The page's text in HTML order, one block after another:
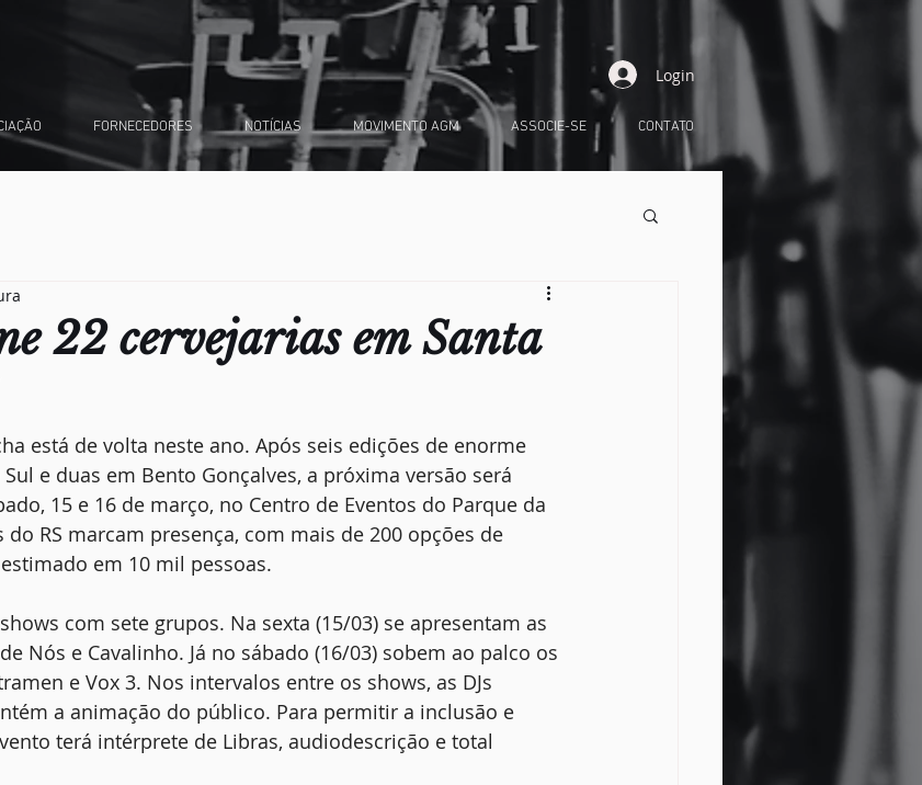
Login
FORNECEDORES NOTÍCIAS MOVIMENTO AGM ASSOCIE-SE CONTATO
22 cervejarias em Santa
está de volta neste ano. Após seis edições de enorme
e duas em Bento Gonçalves, a próxima versão será
15 e 16 de março, no Centro de Eventos do Parque da
RS marcam presença, com mais de 200 opções de
em 10 mil pessoas.
com sete grupos. Na sexta (15/03) se apresentam as
Nós e Cavalinho. Já no sábado (16/03) sobem ao palco os
e Vox 3. Nos intervalos entre os shows, as DJs
a animação do público. Para permitir a inclusão e
terá intérprete de Libras, audiodescrição e total